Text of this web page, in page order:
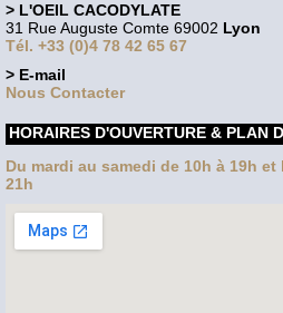
> L'OEIL CACODYLATE
31 Rue Auguste Comte 69002 Lyon
Tél. +33 (0)4 78 42 65 67
> E-mail
Nous Contacter
HORAIRES D'OUVERTURE & PLAN
Du mardi au samedi de 10h à 19h et
21h